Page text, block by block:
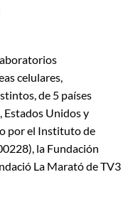
celulares,
de 5 países
Estados Unidos y
por el Instituto de
la Fundación
La Marató de TV3